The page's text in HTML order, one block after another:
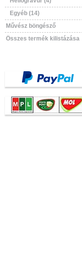
Egyéb (14)
Művész böngésző
Összes termék kilistázása